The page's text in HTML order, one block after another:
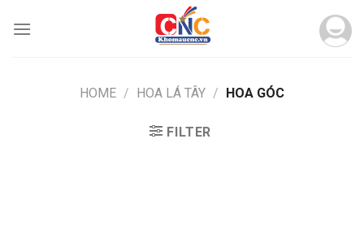
HOME / HOA LÁ TÂY / HOA GÓC
FILTER